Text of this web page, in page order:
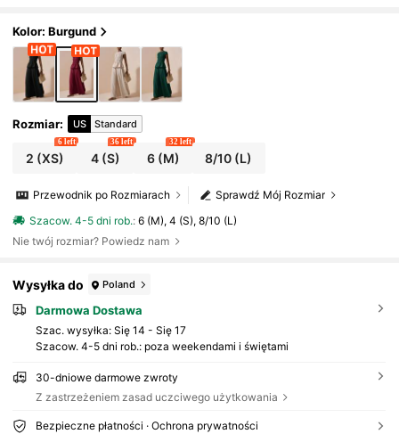
pracy i do biura
Kolor: Burgund
Rozmiar: US Standard
2 (XS)
6 left
4(S)
36 left
6(M)
32 left
8/10 (L)
Sprawdź Mój Rozmiar
Przewodnik po Rozmiarach
Szacow. 4-5 dni rob.:6 (M), 4 (S), 8/10 (L)
Nie twój rozmiar? Powiedz nam
Wysyłka do Poland
Darmowa Dostawa
Szac. wysyłka: Się 14 - Się 17
Szacow. 4-5 dni rob.: poza weekendami i świętami
30-dniowe darmowe zwroty
Z zastrzeżeniem zasad uczciwego użytkowania
Bezpieczne płatności · Ochrona prywatności